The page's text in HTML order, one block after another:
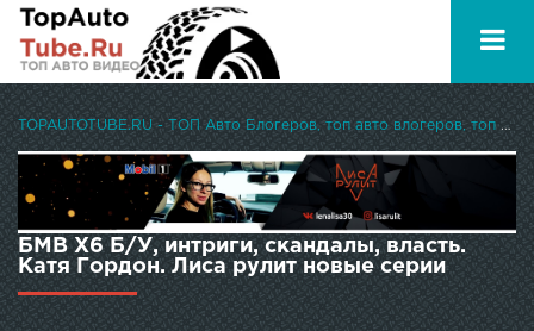
TOPAUTOTUBE.RU - ТОП Авто Блогеров, топ авто влогеров, топ авто ютуберов
БМВ Х6 Б/У, интриги, скандалы, власть.
Катя Гордон. Лиса рулит новые серии